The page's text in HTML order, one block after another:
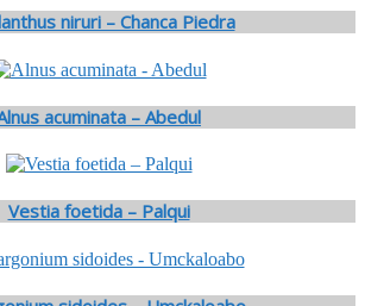
niruri – Chanca Piedra
acuminata – Abedul
Vestia foetida – Palqui